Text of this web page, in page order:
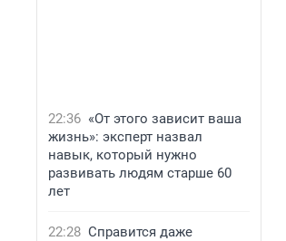
22:36 «От этого зависит ваша
жизнь»: эксперт назвал
навык, который нужно
развивать людям старше 60
лет
22:28 Справится даже